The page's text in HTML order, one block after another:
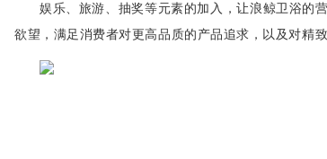
娱乐、旅游、抽奖等元素的加入，让浪鲸卫浴的
欲望，满足消费者对更高品质的产品追求，以及对精